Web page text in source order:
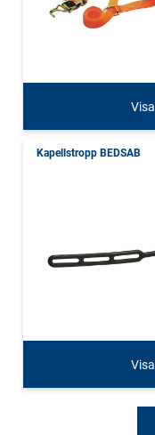
Visa
Kapellstropp BEDSAB
Visa